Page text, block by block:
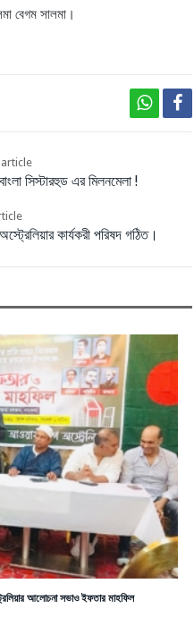
বেগম সালমা।
সিস্টারহুড এর মিলনমেলা !
কার্যকরী পরিষদ গঠিত।
আলোচনা সভাও ইফতার মাহফিল